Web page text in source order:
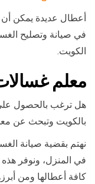
أعطال عديدة يمكن
في صيانة وتصليح
الكويت.
معلم
هل ترغب بالحصول
بالكويت وتبحث عن
نهتم بقضية صيانة
في المنزل، ونوفر
كافة أعطالها ومن